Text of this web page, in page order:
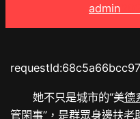
admin
她不只是城市的“美德
管閑事”，是群眾身邊扶老